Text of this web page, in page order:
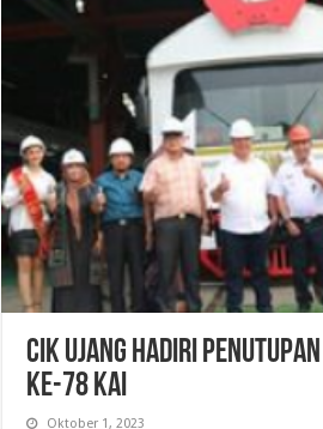
Cik Ujang Hadiri Penutupan
ke-78 KAI
Oktober 1, 2023